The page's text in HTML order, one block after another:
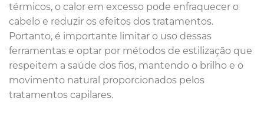
térmicos, o calor em excesso pode enfraquecer o
cabelo e reduzir os efeitos dos tratamentos.
Portanto, é importante limitar o uso dessas
ferramentas e optar por métodos de estilização que
respeitem a saúde dos fios, mantendo o brilho e o
movimento natural proporcionados pelos
tratamentos capilares.